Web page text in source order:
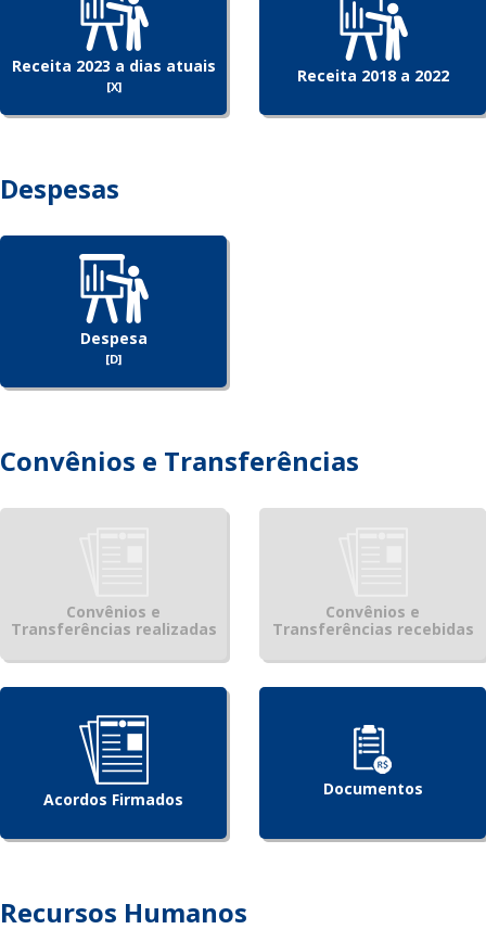
Receita 2023 a dias atuais
[X]
Receita 2018 a 2022
Despesas
Despesa
[D]
Convênios e Transferências
Convênios e
Transferências realizadas
Convênios e
Transferências recebidas
Acordos Firmados
Documentos
Recursos Humanos